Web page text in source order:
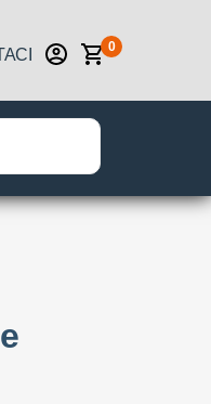
0